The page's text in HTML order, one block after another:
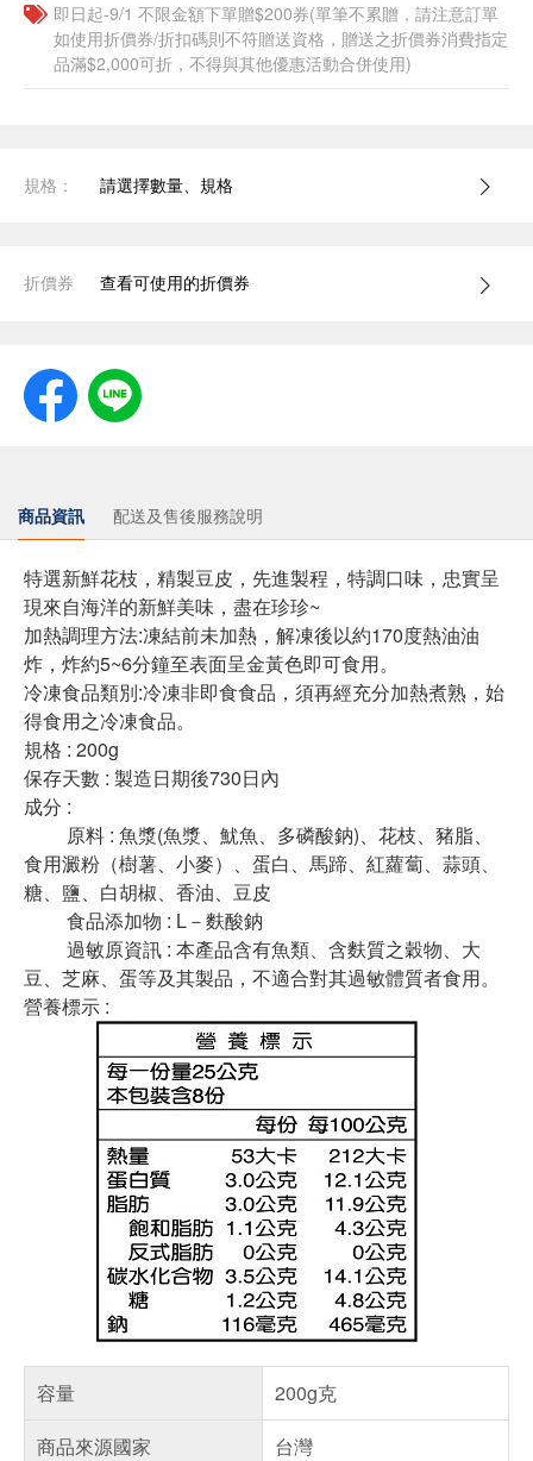
即日起-9/1 不限金額下單贈$200券(單筆不累贈，請注意訂單
如使用折價券/折扣碼則不符贈送資格，贈送之折價券消費指定
品滿$2,000可折，不得與其他優惠活動合併使用)
規格： 請選擇數量、規格
折價券 查看可使用的折價券
商品資訊 配送及售後服務說明
特選新鮮花枝，精製豆皮，先進製程，特調口味，忠實呈
現來自海洋的新鮮美味，盡在珍珍~
加熱調理方法:凍結前未加熱，解凍後以約170度熱油油
炸，炸約5~6分鐘至表面呈金黃色即可食用。
冷凍食品類別:冷凍非即食食品，須再經充分加熱煮熟，始
得食用之冷凍食品。
規格 : 200g
保存天數 : 製造日期後730日內
成分 :
原料 : 魚漿(魚漿、魷魚、多磷酸鈉)、花枝、豬脂、
食用澱粉（樹薯、小麥）、蛋白、馬蹄、紅蘿蔔、蒜頭、
糖、鹽、白胡椒、香油、豆皮
食品添加物 : L－麩酸鈉
過敏原資訊 : 本產品含有魚類、含麩質之穀物、大
豆、芝麻、蛋等及其製品，不適合對其過敏體質者食用。
營養標示 :
容量
200g克
商品來源國家
台灣